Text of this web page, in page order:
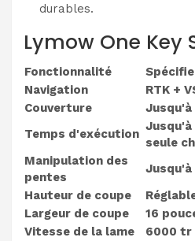
durables.
Lymow One Key
Fonctionnalité
Navigation
RTK +
Couverture
Jusqu'à
Temps d'exécution
Jusqu'à
seule
Manipulation des
pentes
Jusqu'à
Hauteur de coupe
Largeur de coupe
16
Vitesse de la lame
6000 tr